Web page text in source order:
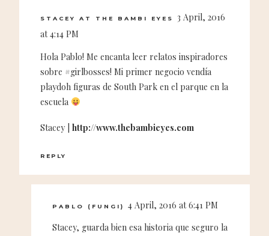
STACEY AT THE BAMBI EYES
3 April, 2016
at 4:14 PM
Hola Pablo! Me encanta leer relatos inspiradores
sobre #girlbosses! Mi primer negocio vendía
playdoh figuras de South Park en el parque en la
escuela
Stacey | http://www.thebambieyes.com
REPLY
PABLO (FUNGI)
4 April, 2016 at 6:41 PM
Stacey, guarda bien esa historia que seguro la